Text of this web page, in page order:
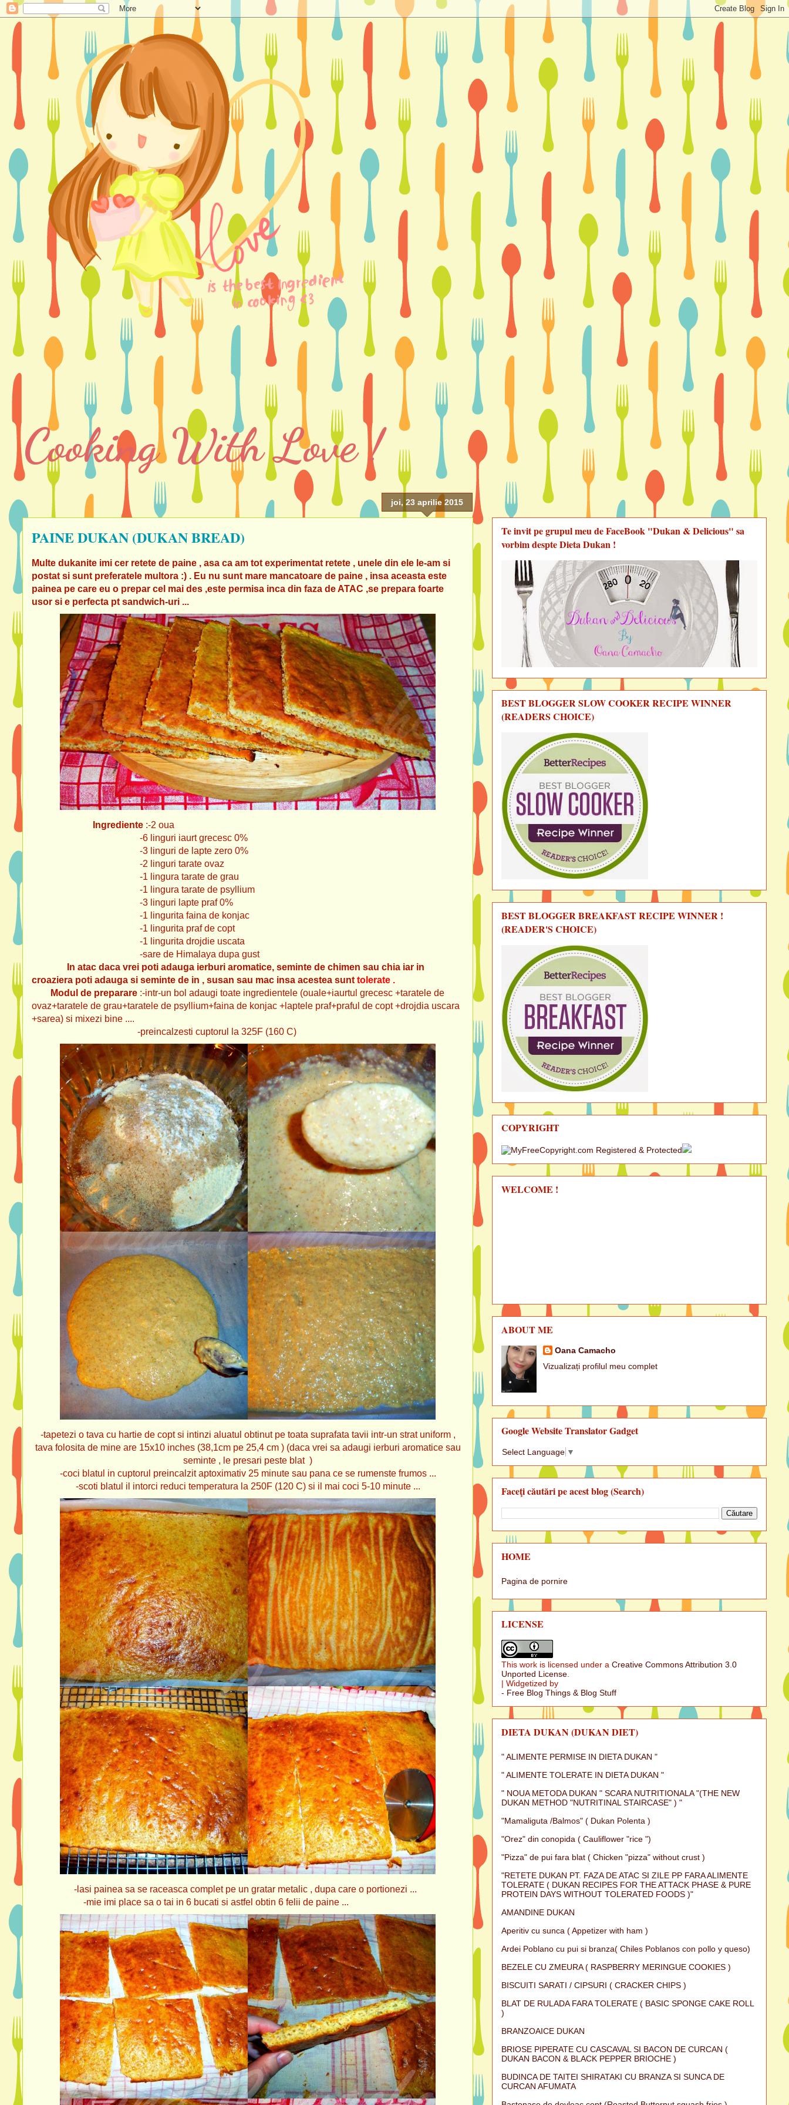
Cooking With Love !
joi, 23 aprilie 2015
PAINE DUKAN (DUKAN BREAD)
Multe dukanite imi cer retete de paine , asa ca am tot experimentat retete , unele din ele le-am si
postat si sunt preferatele multora :) . Eu nu sunt mare mancatoare de paine , insa aceasta este
painea pe care eu o prepar cel mai des ,este permisa inca din faza de ATAC ,se prepara foarte
usor si e perfecta pt sandwich-uri ...
Ingrediente :-2 oua
-6 linguri iaurt grecesc 0%
-3 linguri de lapte zero 0%
-2 linguri tarate ovaz
-1 lingura tarate de grau
-1 lingura tarate de psyllium
-3 linguri lapte praf 0%
-1 lingurita faina de konjac
-1 lingurita praf de copt
-1 lingurita drojdie uscata
-sare de Himalaya dupa gust
In atac daca vrei poti adauga ierburi aromatice, seminte de chimen sau chia iar in
croaziera poti adauga si seminte de in , susan sau mac insa acestea sunt tolerate .
Modul de preparare :-intr-un bol adaugi toate ingredientele (ouale+iaurtul grecesc +taratele de
ovaz+taratele de grau+taratele de psyllium+faina de konjac +laptele praf+praful de copt +drojdia uscara
+sarea) si mixezi bine ....
-preincalzesti cuptorul la 325F (160 C)
-tapetezi o tava cu hartie de copt si intinzi aluatul obtinut pe toata suprafata tavii intr-un strat uniform ,
tava folosita de mine are 15x10 inches (38,1cm pe 25,4 cm ) (daca vrei sa adaugi ierburi aromatice sau
seminte , le presari peste blat )
-coci blatul in cuptorul preincalzit aptoximativ 25 minute sau pana ce se rumenste frumos ...
-scoti blatul il intorci reduci temperatura la 250F (120 C) si il mai coci 5-10 minute ...
-lasi painea sa se raceasca complet pe un gratar metalic , dupa care o portionezi ...
-mie imi place sa o tai in 6 bucati si astfel obtin 6 felii de paine ...
Te invit pe grupul meu de FaceBook "Dukan & Delicious" sa
vorbim despte Dieta Dukan !
BEST BLOGGER SLOW COOKER RECIPE WINNER
(READERS CHOICE)
BEST BLOGGER BREAKFAST RECIPE WINNER !
(READER'S CHOICE)
COPYRIGHT
WELCOME !
ABOUT ME
Oana Camacho
Vizualizați profilul meu complet
Google Website Translator Gadget
Select Language ▼
Faceţi căutări pe acest blog (Search)
HOME
Pagina de pornire
LICENSE
This work is licensed under a Creative Commons Attribution 3.0
Unported License.
| Widgetized by
- Free Blog Things & Blog Stuff
DIETA DUKAN (DUKAN DIET)
" ALIMENTE PERMISE IN DIETA DUKAN "
" ALIMENTE TOLERATE IN DIETA DUKAN "
" NOUA METODA DUKAN " SCARA NUTRITIONALA "(THE NEW
DUKAN METHOD "NUTRITINAL STAIRCASE" ) "
"Mamaliguta /Balmos" ( Dukan Polenta )
"Orez" din conopida ( Cauliflower "rice ")
"Pizza" de pui fara blat ( Chicken "pizza" without crust )
"RETETE DUKAN PT. FAZA DE ATAC SI ZILE PP FARA ALIMENTE
TOLERATE ( DUKAN RECIPES FOR THE ATTACK PHASE & PURE
PROTEIN DAYS WITHOUT TOLERATED FOODS )"
AMANDINE DUKAN
Aperitiv cu sunca ( Appetizer with ham )
Ardei Poblano cu pui si branza( Chiles Poblanos con pollo y queso)
BEZELE CU ZMEURA ( RASPBERRY MERINGUE COOKIES )
BISCUITI SARATI / CIPSURI ( CRACKER CHIPS )
BLAT DE RULADA FARA TOLERATE ( BASIC SPONGE CAKE ROLL
)
BRANZOAICE DUKAN
BRIOSE PIPERATE CU CASCAVAL SI BACON DE CURCAN (
DUKAN BACON & BLACK PEPPER BRIOCHE )
BUDINCA DE TAITEI SHIRATAKI CU BRANZA SI SUNCA DE
CURCAN AFUMATA